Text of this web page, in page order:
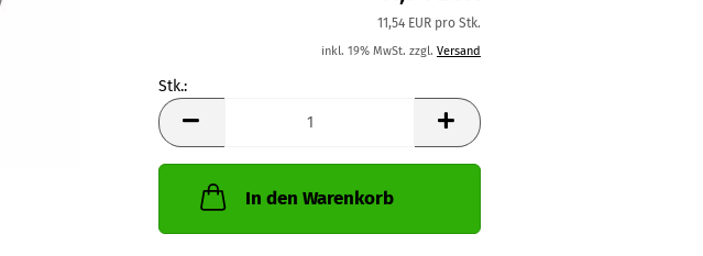
11,54 EUR pro Stk.
inkl. 19% MwSt. zzgl. Versand
Stk.:
Stk.
In den Warenkorb